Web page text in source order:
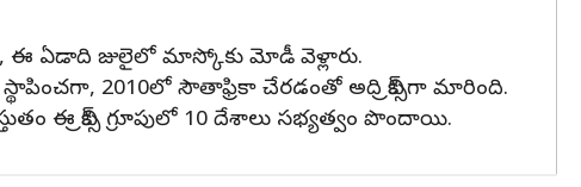
ఈ ఏడాది జులైలో మాస్కోకు మోడీ వెళ్లారు.
2010లో సౌతాఫ్రికా చేరడంతో అది బ్రిక్స్‌గా మారింది.
ఈ బ్రిక్స్ గ్రూపులో 10 దేశాలు సభ్యత్వం పొందాయి.